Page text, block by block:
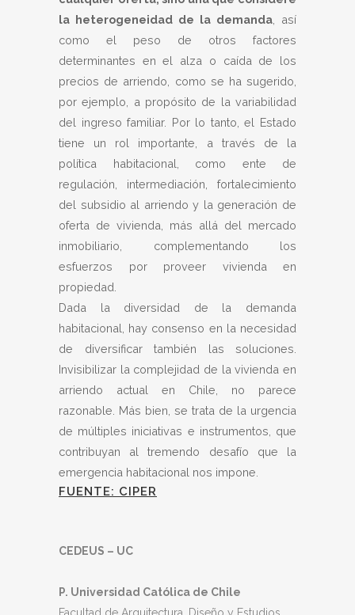
la heterogeneidad de la demanda , así
como el peso de otros factores
determinantes en el alza o caída de los
precios de arriendo, como se ha sugerido,
por ejemplo, a propósito de la variabilidad
del ingreso familiar. Por lo tanto, el Estado
tiene un rol importante, a través de la
política habitacional, como ente de
regulación, intermediación, fortalecimiento
del subsidio al arriendo y la generación de
oferta de vivienda, más allá del mercado
inmobiliario, complementando los
esfuerzos por proveer vivienda en
propiedad.
Dada la diversidad de la demanda
habitacional, hay consenso en la necesidad
de diversificar también las soluciones.
Invisibilizar la complejidad de la vivienda en
arriendo actual en Chile, no parece
razonable. Más bien, se trata de la urgencia
de múltiples iniciativas e instrumentos, que
contribuyan al tremendo desafío que la
emergencia habitacional nos impone.
FUENTE: CIPER
CEDEUS – UC
P. Universidad Católica de Chile